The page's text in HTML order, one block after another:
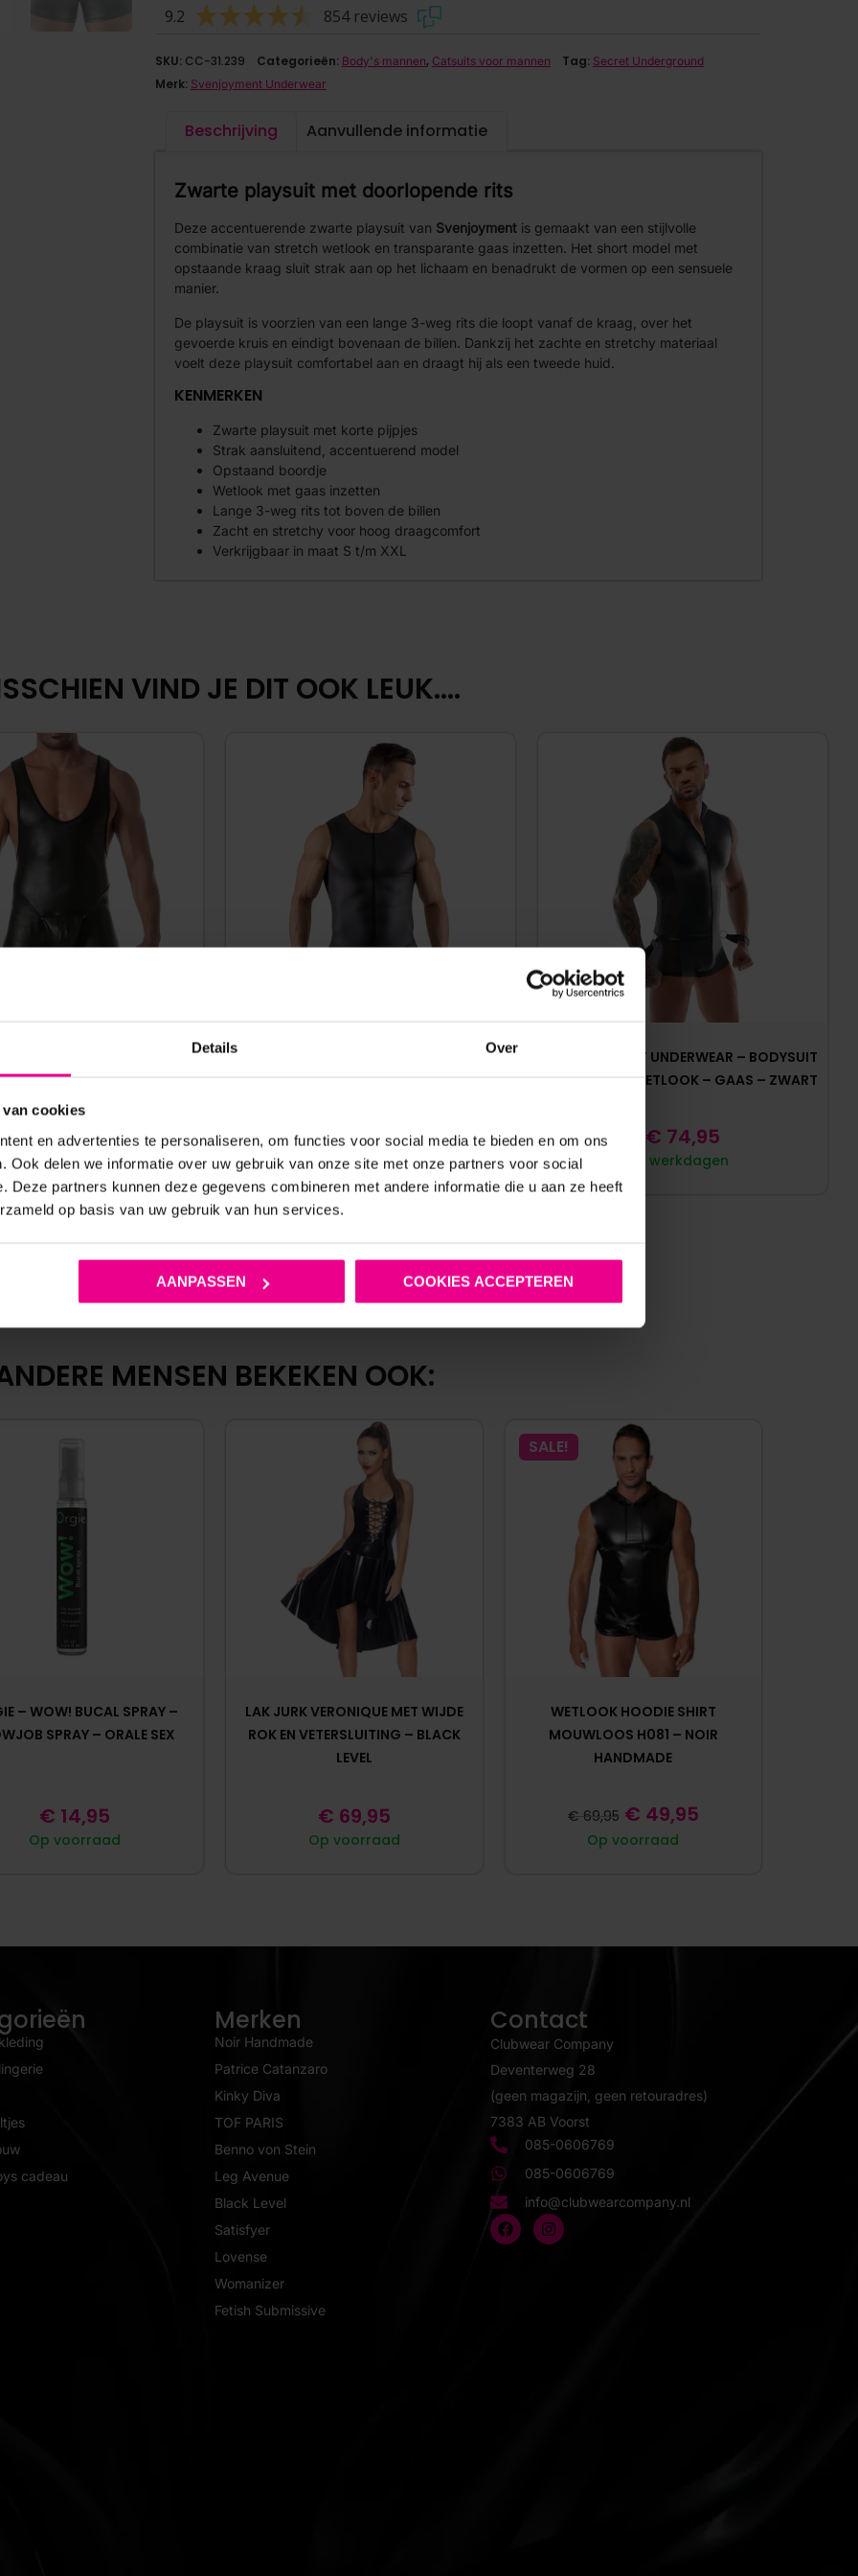
Details Over
cookies
en advertenties te personaliseren, om functies voor social media te bieden en om ons
Ook delen we informatie over uw gebruik van onze site met onze partners voor social
Deze partners kunnen deze gegevens combineren met andere informatie die u aan ze heeft
op basis van uw gebruik van hun services.
AANPASSEN COOKIES ACCEPTEREN
9.2 854 reviews
SKU: CC-31.239 Categorieën: Body's mannen, Catsuits voor mannen Tag: Secret Underground
Merk: Svenjoyment Underwear
Beschrijving Aanvullende informatie
Zwarte playsuit met doorlopende rits
Deze accentuerende zwarte playsuit van Svenjoymentis gemaakt van een stijlvolle
combinatie van stretch wetlook en transparante gaas inzetten. Het short model met
opstaande kraag sluit strak aan op het lichaam en benadrukt de vormen op een sensuele
manier.
De playsuit is voorzien van een lange 3-weg rits die loopt vanaf de kraag, over het
gevoerde kruis en eindigt bovenaan de billen. Dankzij het zachte en stretchy materiaal
voelt deze playsuit comfortabel aan en draagt hij als een tweede huid.
KENMERKEN
Zwarte playsuit met korte pijpjes
Strak aansluitend, accentuerend model
Opstaand boordje
Wetlook met gaas inzetten
Lange 3-weg rits tot boven de billen
Zacht en stretchy voor hoog draagcomfort
Verkrijgbaar in maat S t/m XXL
VIND JE DIT OOK LEUK....
– PU-LEER – ZWART
Op voorraad
€89,95
WETLOOK BODYSUIT MOUWLOOS MET
DRIEDELIGE RITS – SVENJOYMENT
Op voorraad
€ 54,95
SVENJOYMENT UNDERWEAR – BODYSUIT
BONDAGE – WETLOOK – GAAS – ZWART
5 werkdagen
€ 74,95
MENSEN BEKEKEN OOK:
– WOW! BUCAL SPRAY –
SPRAY – ORALE SEX
Op voorraad
€ 14,95
LAK JURK VERONIQUE MET WIJDE
ROK EN VETERSLUITING – BLACK
LEVEL
Op voorraad
€ 69,95
SALE!
WETLOOK HOODIE SHIRT
MOUWLOOS H081 – NOIR
HANDMADE
Op voorraad
€ 69,95 € 49,95
cadeau
Merken
Noir Handmade
Patrice Catanzaro
Kinky Diva
TOF PARIS
Benno von Stein
Leg Avenue
Black Level
Satisfyer
Lovense
Womanizer
Fetish Submissive
Contact
Clubwear Company
Deventerweg 28
(geen magazijn, geen retouradres)
7383 AB Voorst
085-0606769
085-0606769
info@clubwearcompany.nl